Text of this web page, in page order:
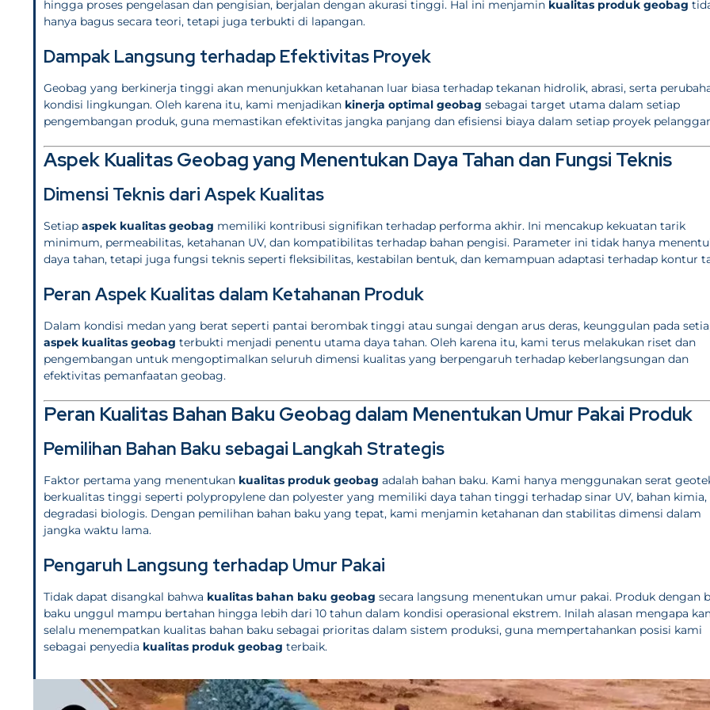
hingga proses pengelasan dan pengisian, berjalan dengan akurasi tinggi. Hal ini menjamin kualitas produk geobag
hanya bagus secara teori, tetapi juga terbukti di lapangan.
Dampak Langsung terhadap Efektivitas Proyek
Geobag yang berkinerja tinggi akan menunjukkan ketahanan luar biasa terhadap tekanan hidrolik, abrasi, serta
kondisi lingkungan. Oleh karena itu, kami menjadikan kinerja optimal geobag sebagai target utama dalam setiap
pengembangan produk, guna memastikan efektivitas jangka panjang dan efisiensi biaya dalam setiap proyek
Aspek Kualitas Geobag yang Menentukan Daya Tahan dan Fungsi Teknis
Dimensi Teknis dari Aspek Kualitas
Setiap aspek kualitas geobag memiliki kontribusi signifikan terhadap performa akhir. Ini mencakup kekuatan tarik
minimum, permeabilitas, ketahanan UV, dan kompatibilitas terhadap bahan pengisi. Parameter ini tidak hanya
daya tahan, tetapi juga fungsi teknis seperti fleksibilitas, kestabilan bentuk, dan kemampuan adaptasi terhadap kontur
Peran Aspek Kualitas dalam Ketahanan Produk
Dalam kondisi medan yang berat seperti pantai berombak tinggi atau sungai dengan arus deras, keunggulan pada
aspek kualitas geobag terbukti menjadi penentu utama daya tahan. Oleh karena itu, kami terus melakukan riset dan
pengembangan untuk mengoptimalkan seluruh dimensi kualitas yang berpengaruh terhadap keberlangsungan dan
efektivitas pemanfaatan geobag.
Peran Kualitas Bahan Baku Geobag dalam Menentukan Umur Pakai Produk
Pemilihan Bahan Baku sebagai Langkah Strategis
Faktor pertama yang menentukan kualitas produk geobag adalah bahan baku. Kami hanya menggunakan serat
berkualitas tinggi seperti polypropylene dan polyester yang memiliki daya tahan tinggi terhadap sinar UV, bahan kimia,
degradasi biologis. Dengan pemilihan bahan baku yang tepat, kami menjamin ketahanan dan stabilitas dimensi dalam
jangka waktu lama.
Pengaruh Langsung terhadap Umur Pakai
Tidak dapat disangkal bahwa kualitas bahan baku geobag secara langsung menentukan umur pakai. Produk dengan
baku unggul mampu bertahan hingga lebih dari 10 tahun dalam kondisi operasional ekstrem. Inilah alasan mengapa
selalu menempatkan kualitas bahan baku sebagai prioritas dalam sistem produksi, guna mempertahankan posisi kami
sebagai penyedia kualitas produk geobag terbaik.